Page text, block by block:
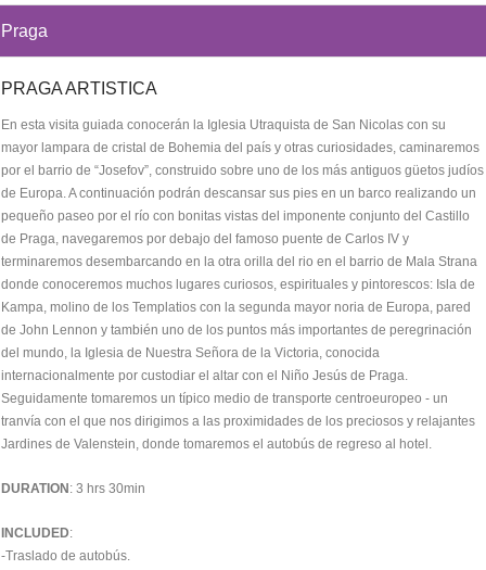
Praga
PRAGA ARTISTICA
En esta visita guiada conocerán la Iglesia Utraquista de San Nicolas con su
mayor lampara de cristal de Bohemia del país y otras curiosidades, caminaremos
por el barrio de “Josefov”, construido sobre uno de los más antiguos güetos judíos
de Europa. A continuación podrán descansar sus pies en un barco realizando un
pequeño paseo por el río con bonitas vistas del imponente conjunto del Castillo
de Praga, navegaremos por debajo del famoso puente de Carlos IV y
terminaremos desembarcando en la otra orilla del rio en el barrio de Mala Strana
donde conoceremos muchos lugares curiosos, espirituales y pintorescos: Isla de
Kampa, molino de los Templatios con la segunda mayor noria de Europa, pared
de John Lennon y también uno de los puntos más importantes de peregrinación
del mundo, la Iglesia de Nuestra Señora de la Victoria, conocida
internacionalmente por custodiar el altar con el Niño Jesús de Praga.
Seguidamente tomaremos un típico medio de transporte centroeuropeo - un
tranvía con el que nos dirigimos a las proximidades de los preciosos y relajantes
Jardines de Valenstein, donde tomaremos el autobús de regreso al hotel.
DURATION : 3 hrs 30min
INCLUDED:
-Traslado de autobús.